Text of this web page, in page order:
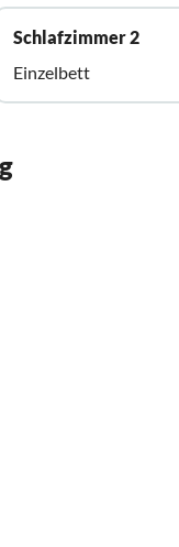
Schlafzimmer 2
Einzelbett